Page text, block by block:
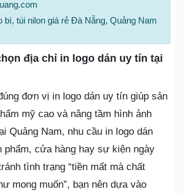
bì, túi nilon giá rẻ Đà Nẵng, Quảng Nam
địa chỉ in logo dán uy tín tại
đơn vị in logo dán uy tín giúp sản
mỹ cao và nâng tầm hình ảnh
Quảng Nam, nhu cầu in logo dán
phẩm, cửa hàng hay sự kiện ngày
tình trạng “tiền mất mà chất
mong muốn”, bạn nên dựa vào